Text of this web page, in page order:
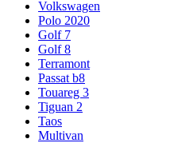
Volkswagen
Polo 2020
Golf 7
Golf 8
Terramont
Passat b8
Touareg 3
Tiguan 2
Taos
Multivan